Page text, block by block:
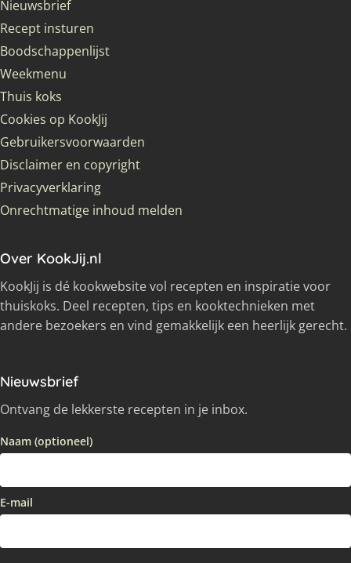
Nieuwsbrief
Recept insturen
Boodschappenlijst
Weekmenu
Thuis koks
Cookies op KookJij
Gebruikersvoorwaarden
Disclaimer en copyright
Privacyverklaring
Onrechtmatige inhoud melden
Over KookJij.nl
KookJij is dé kookwebsite vol recepten en inspiratie voor
thuiskoks. Deel recepten, tips en kooktechnieken met
andere bezoekers en vind gemakkelijk een heerlijk gerecht.
Nieuwsbrief
Ontvang de lekkerste recepten in je inbox.
Naam (optioneel)
E-mail